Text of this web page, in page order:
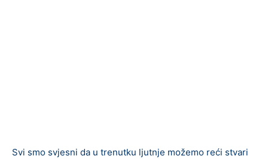
Svi smo svjesni da u trenutku ljutnje možemo reći stvari